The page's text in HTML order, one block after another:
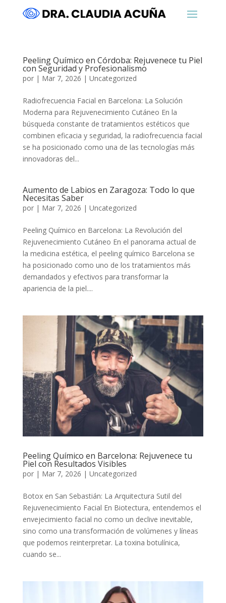
Peeling Químico en Córdoba: Rejuvenece tu Piel
con Seguridad y Profesionalismo
por | Mar 7, 2026 | Uncategorized
Radiofrecuencia Facial en Barcelona: La Solución
Moderna para Rejuvenecimiento Cutáneo En la
búsqueda constante de tratamientos estéticos que
combinen eficacia y seguridad, la radiofrecuencia facial
se ha posicionado como una de las tecnologías más
innovadoras del...
Aumento de Labios en Zaragoza: Todo lo que
Necesitas Saber
por | Mar 7, 2026 | Uncategorized
Peeling Químico en Barcelona: La Revolución del
Rejuvenecimiento Cutáneo En el panorama actual de
la medicina estética, el peeling químico Barcelona se
ha posicionado como uno de los tratamientos más
demandados y efectivos para transformar la
apariencia de la piel....
Peeling Químico en Barcelona: Rejuvenece tu
Piel con Resultados Visibles
por | Mar 7, 2026 | Uncategorized
Botox en San Sebastián: La Arquitectura Sutil del
Rejuvenecimiento Facial En Biotectura, entendemos el
envejecimiento facial no como un declive inevitable,
sino como una transformación de volúmenes y líneas
que podemos reinterpretar. La toxina botulínica,
cuando se...